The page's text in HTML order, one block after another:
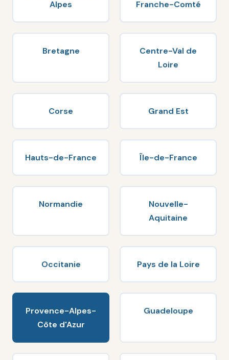
Alpes
Franche-Comté
Bretagne
Centre-Val de
Loire
Corse Grand Est
Hauts-de-France Île-de-France
Normandie
Nouvelle-
Aquitaine
Occitanie Pays de la Loire
Provence-Alpes-
Côte d'Azur
Guadeloupe